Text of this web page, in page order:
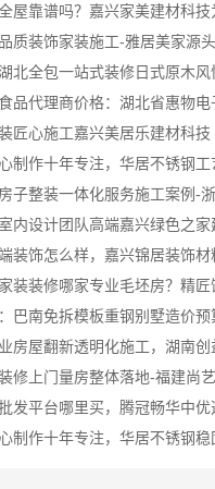
屋靠谱吗？嘉兴家美建材科技
质装饰家装施工-雅居美家源
北全包一站式装修日式原木风
匠心施工嘉兴美居乐建材科技
制作十年专注，华居不锈钢工
内设计团队高端嘉兴绿色之家
巴南免拆模板重钢别墅造价预
发平台哪里买，腾冠畅华中优
制作十年专注，华居不锈钢稳